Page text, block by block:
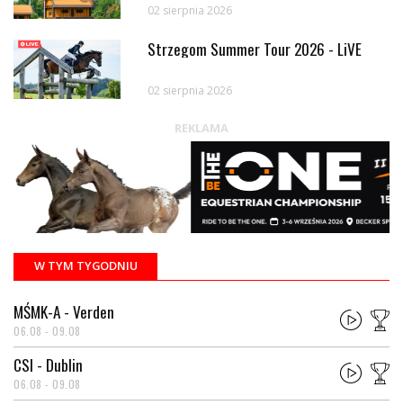
02 sierpnia 2026
Strzegom Summer Tour 2026 - LiVE
02 sierpnia 2026
REKLAMA
W TYM TYGODNIU
MŚMK-A - Verden
06.08 - 09.08
CSI - Dublin
06.08 - 09.08